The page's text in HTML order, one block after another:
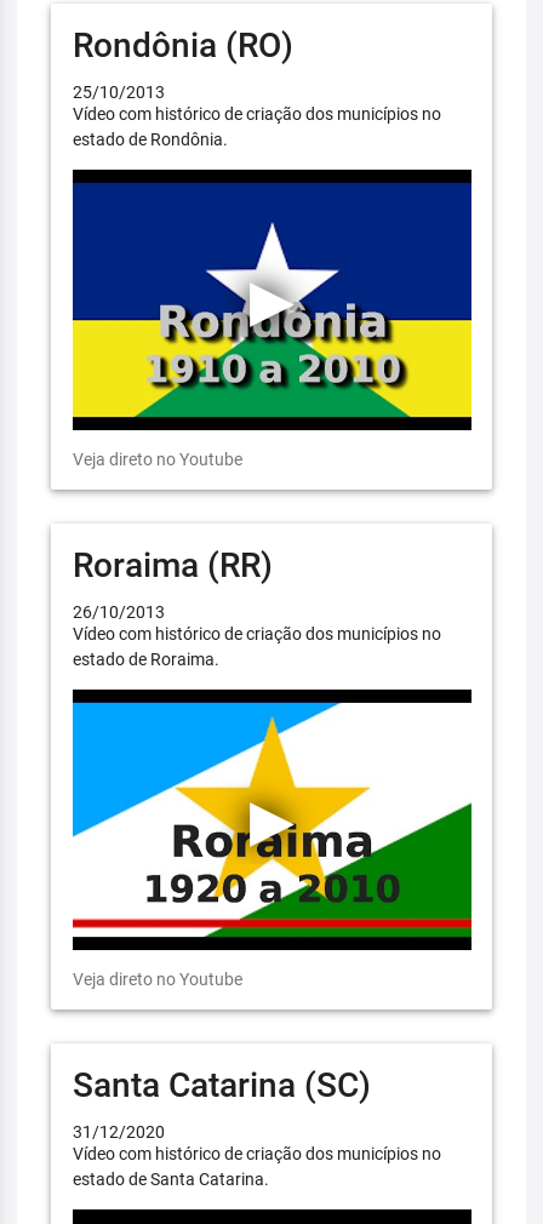
Rondônia (RO)
25/10/2013
Vídeo com histórico de criação dos municípios no
estado de Rondônia.
Veja direto no Youtube
Roraima (RR)
26/10/2013
Vídeo com histórico de criação dos municípios no
estado de Roraima.
Veja direto no Youtube
Santa Catarina (SC)
31/12/2020
Vídeo com histórico de criação dos municípios no
estado de Santa Catarina.